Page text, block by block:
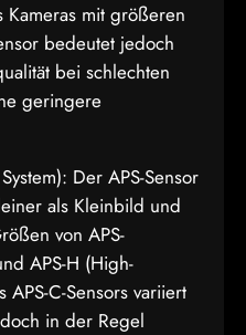
Kameras mit größeren
bedeutet jedoch
bei schlechten
geringere
Der APS-Sensor
als Kleinbild und
von APS-
APS-H (High-
C-Sensors variiert
in der Regel